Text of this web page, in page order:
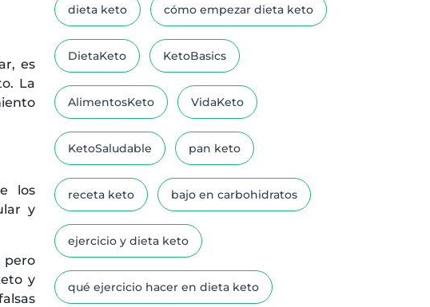
es
La
los
y
pero
y
dieta keto cómo empezar dieta keto
DietaKeto KetoBasics
AlimentosKeto VidaKeto
KetoSaludable pan keto
receta keto bajo en carbohidratos
ejercicio y dieta keto
qué ejercicio hacer en dieta keto